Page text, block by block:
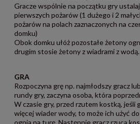
Gracze wspólnie na początku gry
pierwszych pożarów (1 dużego i 2
pożarów na polach zaznaczonych na
domku)
Obok domku ułóż pozostałe żetony
drugim stosie żetony z wiadrami z wodą.
GRA
Rozpoczyna grę np. najmłodszy gracz
rundy gry, zaczyna osoba, która
W czasie gry, przed rzutem kostką, jeśli
więcej wiader wody, to może ich użyć
ognia na turę. Następnie gracz rzuca